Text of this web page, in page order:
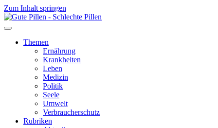
Zum Inhalt springen
Themen
Ernährung
Krankheiten
Leben
Medizin
Politik
Seele
Umwelt
Verbraucherschutz
Rubriken